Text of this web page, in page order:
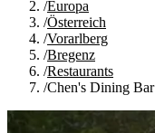
/Europa
/Österreich
/Vorarlberg
/Bregenz
/Restaurants
/Chen's Dining Bar